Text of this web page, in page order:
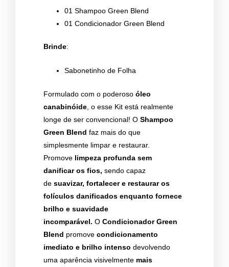
01 Shampoo Green Blend
01 Condicionador Green Blend
Brinde:
Sabonetinho de Folha
Formulado com o poderoso óleo
canabinóide , o esse Kit está realmente
longe de ser convencional! O Shampoo
Green Blend faz mais do que
simplesmente limpar e restaurar.
Promove limpeza profunda sem
danificar os fios, sendo capaz
de suavizar, fortalecer e restaurar os
folículos danificados enquanto fornece
brilho e suavidade
incomparável. O Condicionador Green
Blend promove condicionamento
imediato e brilho intenso devolvendo
uma aparência visivelmente mais